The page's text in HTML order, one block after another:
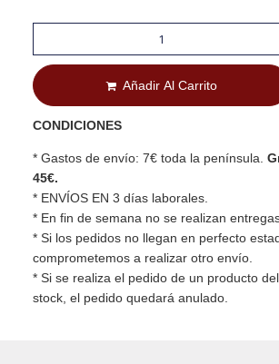
Añadir Al Carrito
CONDICIONES
* Gastos de envío: 7€ toda la península.
45€.
* ENVÍOS EN 3 días laborales.
* En fin de semana no se realizan
* Si los pedidos no llegan en perfecto
comprometemos a realizar otro envío.
* Si se realiza el pedido de un producto
stock, el pedido quedará anulado.